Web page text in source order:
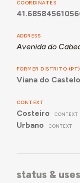
COORDINATES
ADDRESS
Avenida do
FORMER DISTRITO (PT)
Viana do Castelo
CONTEXT
Costeiro CONTEXT
Urbano CONTEXT
status & uses